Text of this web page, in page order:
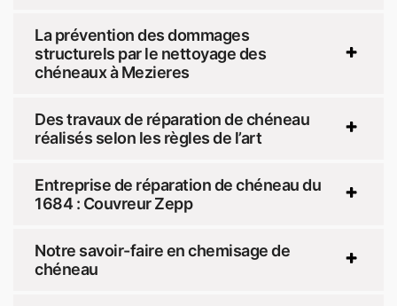
La prévention des dommages
structurels par le nettoyage des
chéneaux à Mezieres
Des travaux de réparation de chéneau
réalisés selon les règles de l’art
Entreprise de réparation de chéneau du
1684 : Couvreur Zepp
Notre savoir-faire en chemisage de
chéneau